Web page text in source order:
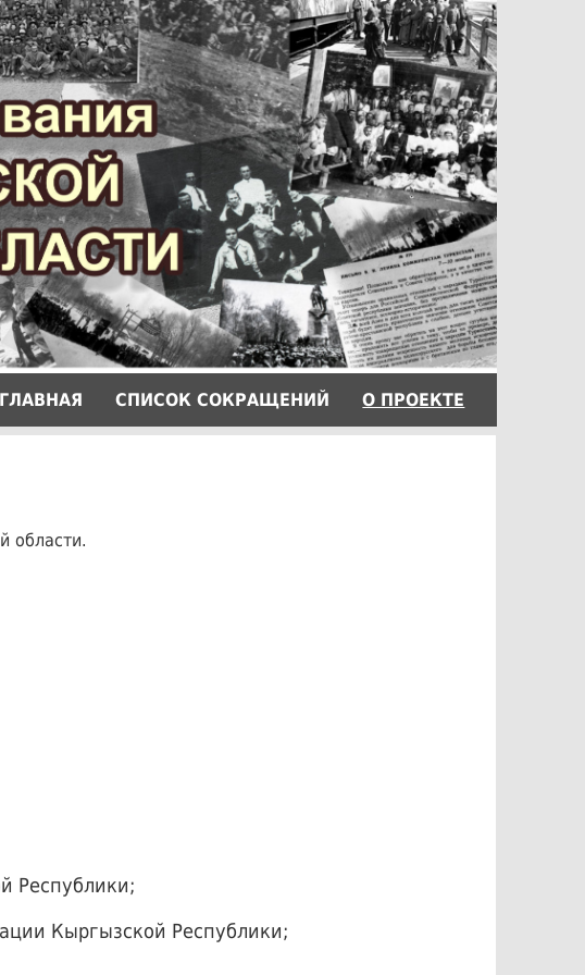
ГЛАВНАЯ СПИCОК СОКРАЩЕНИЙ О ПРОЕКТЕ
области.
Республики;
Кыргызской Республики;